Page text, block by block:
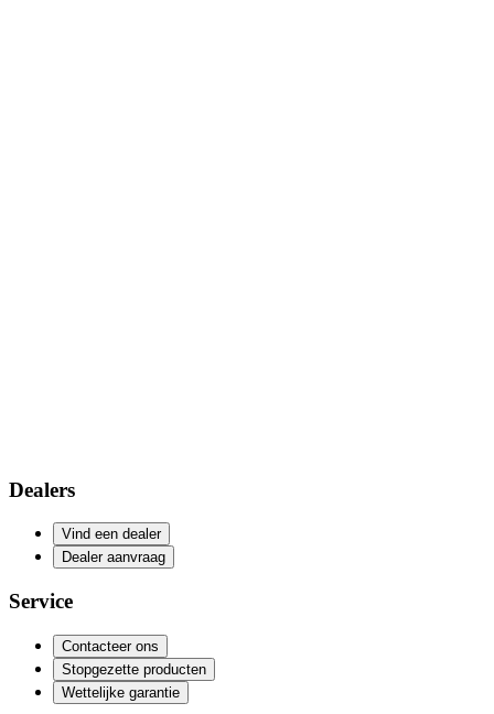
Dealers
Vind een dealer
Dealer aanvraag
Service
Contacteer ons
Stopgezette producten
Wettelijke garantie